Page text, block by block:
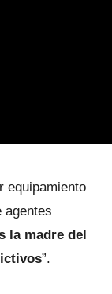
equipamiento
agentes
la madre del
”.